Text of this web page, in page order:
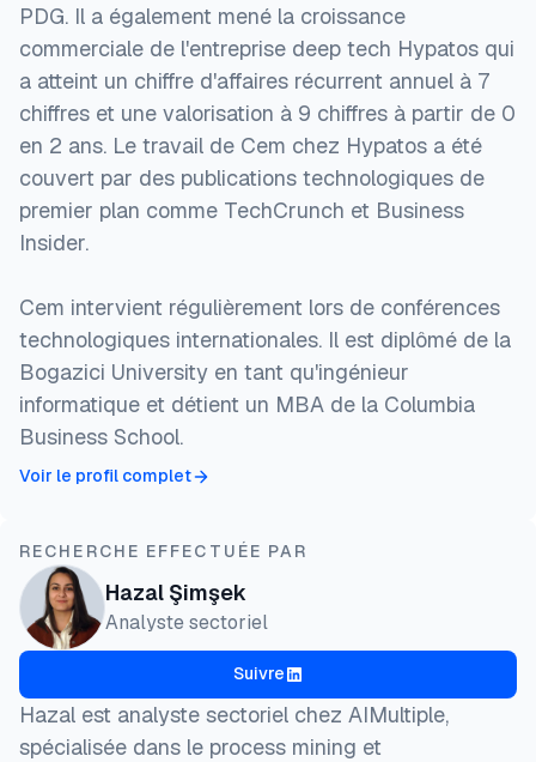
PDG. Il a également mené la croissance
commerciale de l'entreprise deep tech Hypatos qui
a atteint un chiffre d'affaires récurrent annuel à 7
chiffres et une valorisation à 9 chiffres à partir de 0
en 2 ans. Le travail de Cem chez Hypatos a été
couvert par des publications technologiques de
premier plan comme TechCrunch et Business
Insider.
Cem intervient régulièrement lors de conférences
technologiques internationales. Il est diplômé de la
Bogazici University en tant qu'ingénieur
informatique et détient un MBA de la Columbia
Business School.
Voir le profil complet
RECHERCHE EFFECTUÉE PAR
Hazal Şimşek
Analyste sectoriel
Suivre
Hazal est analyste sectoriel chez AIMultiple,
spécialisée dans le process mining et